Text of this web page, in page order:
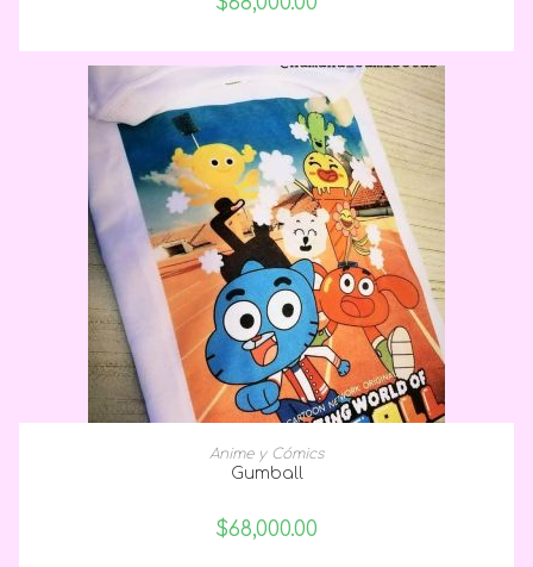
SELECCIONAR OPCIONES
Anime y Cómics
Gumball
$68,000.00